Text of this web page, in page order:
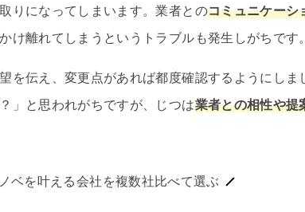
りになってしまいます。業者とのコミュニケーシ
け離れてしまうというトラブルも発生しがちです。
を伝え、変更点があれば都度確認するようにしま
」と思われがちですが、じつは業者との相性や提
ベを叶える会社を複数社比べて選ぶ